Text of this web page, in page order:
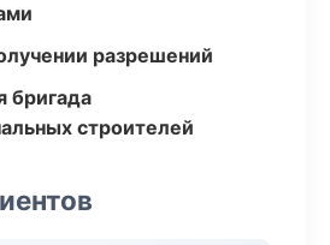
разрешений
бригада
строителей